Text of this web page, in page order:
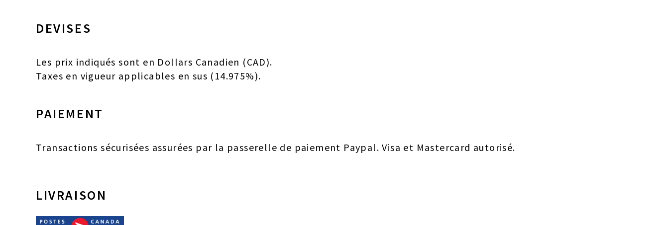
DEVISES
Les prix indiqués sont en Dollars Canadien (CAD).
Taxes en vigueur applicables en sus (14.975%).
PAIEMENT
Transactions sécurisées assurées par la passerelle de paiement Paypal. Visa et Mastercard autorisé.
LIVRAISON